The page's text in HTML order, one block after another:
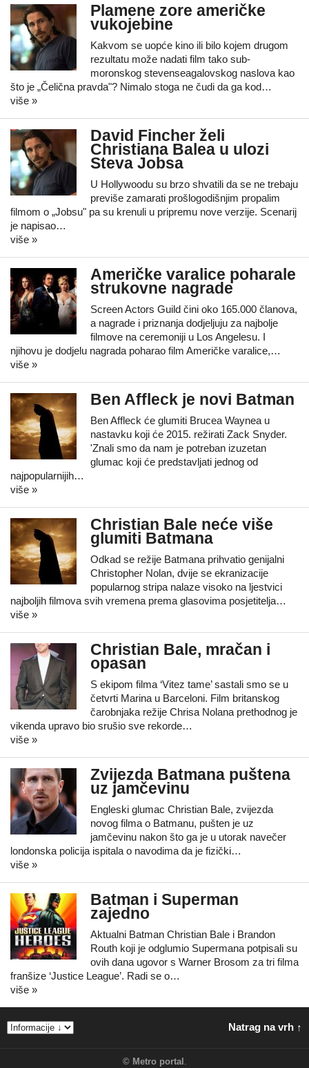
Plamene zore američke
vukojebine
Kakvom se uopće kino ili bilo kojem drugom
rezultatu može nadati film tako sub-
moronskog stevenseagalovskog naslova kao
što je „Čelična pravda"? Nimalo stoga ne čudi da ga kod…
više »
David Fincher želi
Christiana Balea u ulozi
Steva Jobsa
U Hollywoodu su brzo shvatili da se ne trebaju
previše zamarati prošlogodišnjim propalim
filmom o „Jobsu" pa su krenuli u pripremu nove verzije. Scenarij
je napisao…
više »
Američke varalice poharale
strukovne nagrade
Screen Actors Guild čini oko 165.000 članova,
a nagrade i priznanja dodjeljuju za najbolje
filmove na ceremoniji u Los Angelesu. I
njihovu je dodjelu nagrada poharao film Američke varalice,…
više »
Ben Affleck je novi Batman
Ben Affleck će glumiti Brucea Waynea u
nastavku koji će 2015. režirati Zack Snyder.
'Znali smo da nam je potreban izuzetan
glumac koji će predstavljati jednog od
najpopularnijih…
više »
Christian Bale neće više
glumiti Batmana
Odkad se režije Batmana prihvatio genijalni
Christopher Nolan, dvije se ekranizacije
popularnog stripa nalaze visoko na ljestvici
najboljih filmova svih vremena prema glasovima posjetitelja…
više »
Christian Bale, mračan i
opasan
S ekipom filma ‘Vitez tame’ sastali smo se u
četvrti Marina u Barceloni. Film britanskog
čarobnjaka režije Chrisa Nolana prethodnog je
vikenda upravo bio srušio sve rekorde…
više »
Zvijezda Batmana puštena
uz jamčevinu
Engleski glumac Christian Bale, zvijezda
novog filma o Batmanu, pušten je uz
jamčevinu nakon što ga je u utorak navečer
londonska policija ispitala o navodima da je fizički…
više »
Batman i Superman
zajedno
Aktualni Batman Christian Bale i Brandon
Routh koji je odglumio Supermana potpisali su
ovih dana ugovor s Warner Brosom za tri filma
franšize ‘Justice League’. Radi se o…
više »
Natrag na vrh ↑
© Metro portal .